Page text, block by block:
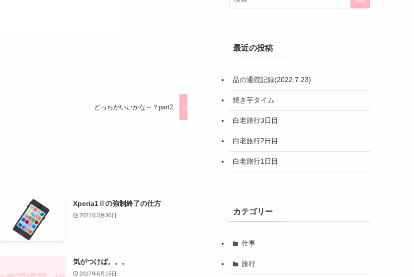
どっちがいいかな～？part2
Xperia1Ⅱの強制終了の仕方
2021年3月30日
気がつけば。。。
2017年6月15日
最近の投稿
晶の通院記録(2022.7.23)
焼き芋タイム
白老旅行3日目
白老旅行2日目
白老旅行1日目
カテゴリー
仕事
旅行